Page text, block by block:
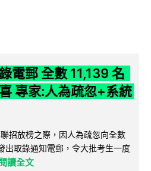
電郵 全數 11,139 名
專家:人為疏忽+系統
招放榜之際，因人為疏忽向全數
出取錄通知電郵，令大批考生一度
讀全文